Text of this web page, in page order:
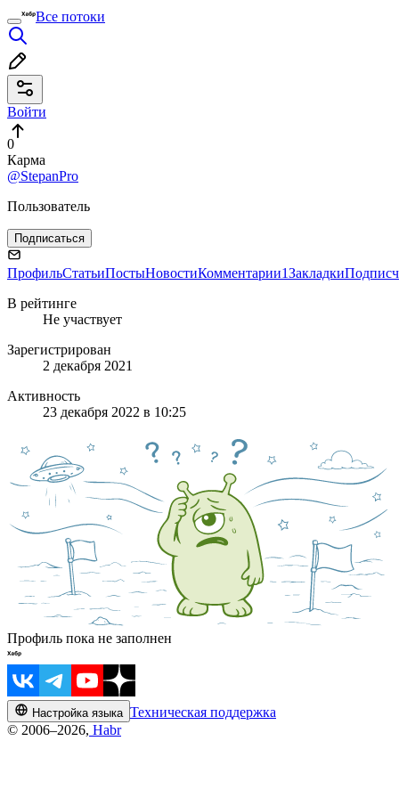
Все потоки
Войти
0
Карма
@StepanPro
Пользователь
Подписаться
ПрофильСтатьиПостыНовостиКомментарии1Закладки
В рейтинге
Не участвует
Зарегистрирован
2 декабря 2021
Активность
23 декабря 2022 в 10:25
Профиль пока не заполнен
Настройка языка Техническая поддержка
© 2006–2026, Habr